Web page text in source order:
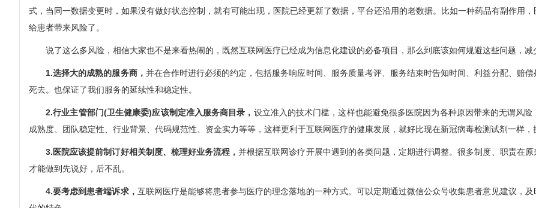
式，当同一数据变更时，如果没有做好状态控制，就有可能出现，医院已经更新了数据，平台还沿用的老数据。比如一种药品有副作用
给患者带来风险了。
说了这么多风险，相信大家也不是来看热闹的，既然互联网医疗已经成为信息化建设的必备项目，那么到底该如何规避这些问题，减
1.选择大的成熟的服务商， 并在合作时进行必须的约定，包括服务响应时间、服务质量考评、服务结束时告知时间、利益分配、赔
死去。也保证了我们服务的延续性和稳定性。
2.行业主管部门(卫生健康委)应该制定准入服务商目录， 设立准入的技术门槛，这样也能避免很多医院因为各种原因带来的无谓风
成熟度、团队稳定性、行业背景、代码规范性、资金实力等等，这样更利于互联网医疗的健康发展，就好比现在新冠病毒检测试剂一样，
3.医院应该提前制订好相关制度、梳理好业务流程，并根据互联网诊疗开展中遇到的各类问题，定期进行调整。很多制度、职责在
才能做到先说好，后不乱。
4.要考虑到患者端诉求， 互联网医疗是能够将患者参与医疗的理念落地的一种方式。可以定期通过微信公众号收集患者意见建议，